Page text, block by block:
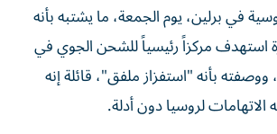
في برلين، يوم الجمعة، ما يشتبه بأنه
استهدف مركزاً رئيسياً للشحن الجوي في
ووصفته بأنه "استفزاز ملفق"، قائلة إنه
لروسيا دون أدلة.